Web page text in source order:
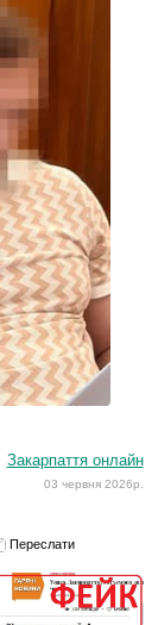
Закарпаття онлайн
03 червня 2026р.
Переслати